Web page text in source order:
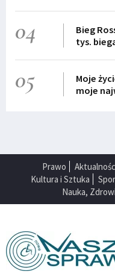
04
Bieg
tys.
05
Moje
moje
Prawo
Kultura i Sztuka
Nauka,